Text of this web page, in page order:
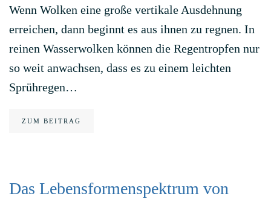
Wenn Wolken eine große vertikale Ausdehnung
erreichen, dann beginnt es aus ihnen zu regnen. In
reinen Wasserwolken können die Regentropfen nur
so weit anwachsen, dass es zu einem leichten
Sprühregen…
ZUM BEITRAG
Das Lebensformenspektrum von